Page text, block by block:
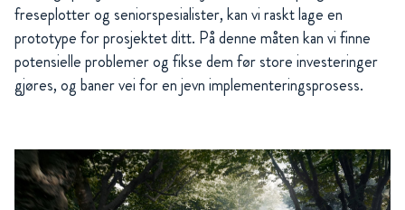
freseplotter og seniorspesialister, kan vi raskt lage en
prototype for prosjektet ditt. På denne måten kan vi finne
potensielle problemer og fikse dem før store investeringer
gjøres, og baner vei for en jevn implementeringsprosess.